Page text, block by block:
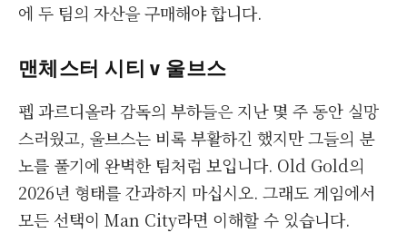
에 두 팀의 자산을 구매해야 합니다.
맨체스터 시티 v 울브스
펩 과르디올라 감독의 부하들은 지난 몇 주 동안 실망
스러웠고, 울브스는 비록 부활하긴 했지만 그들의 분
노를 풀기에 완벽한 팀처럼 보입니다. Old Gold의
2026년 형태를 간과하지 마십시오. 그래도 게임에서
모든 선택이 Man City라면 이해할 수 있습니다.